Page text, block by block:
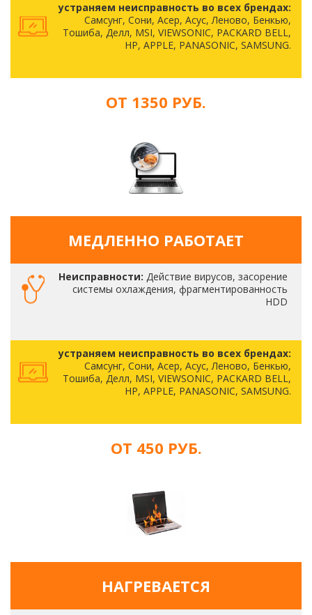
устраняем неисправность во всех брендах:
Самсунг, Сони, Асер, Асус, Леново, Бенкью,
Тошиба, Делл, MSI, VIEWSONIC, PACKARD BELL,
HP, APPLE, PANASONIC, SAMSUNG.
ОТ 1350 РУБ.
МЕДЛЕННО РАБОТАЕТ
Неисправности: Действие вирусов, засорение
системы охлаждения, фрагментированность
HDD
устраняем неисправность во всех брендах:
Самсунг, Сони, Асер, Асус, Леново, Бенкью,
Тошиба, Делл, MSI, VIEWSONIC, PACKARD BELL,
HP, APPLE, PANASONIC, SAMSUNG.
ОТ 450 РУБ.
НАГРЕВАЕТСЯ